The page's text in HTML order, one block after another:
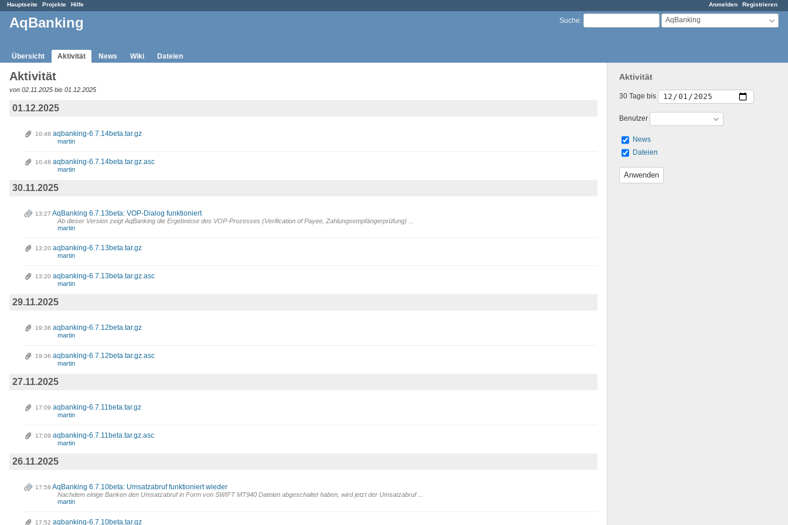
Anmelden Registrieren
Hauptseite Projekte Hilfe
Suche: AqBanking
AqBanking
Übersicht Aktivität News Wiki Dateien
Aktivität
30 Tage bis
Benutzer
News
Dateien
Aktivität
von 02.11.2025 bis 01.12.2025
01.12.2025
10:48 aqbanking-6.7.14beta.tar.gz
martin
10:48 aqbanking-6.7.14beta.tar.gz.asc
martin
30.11.2025
13:27 AqBanking 6.7.13beta: VOP-Dialog funktioniert
Ab dieser Version zeigt AqBanking die Ergebnisse des VOP-Prozesses (Verification of Payee, Zahlungsempfängerprüfung) ...
martin
13:20 aqbanking-6.7.13beta.tar.gz
martin
13:20 aqbanking-6.7.13beta.tar.gz.asc
martin
29.11.2025
19:36 aqbanking-6.7.12beta.tar.gz
martin
19:36 aqbanking-6.7.12beta.tar.gz.asc
martin
27.11.2025
17:09 aqbanking-6.7.11beta.tar.gz
martin
17:09 aqbanking-6.7.11beta.tar.gz.asc
martin
26.11.2025
17:58 AqBanking 6.7.10beta: Umsatzabruf funktioniert wieder
Nachdem einige Banken den Umsatzabruf in Form von SWIFT MT940 Dateien abgeschaltet haben, wird jetzt der Umsatzabruf ...
martin
17:52 aqbanking-6.7.10beta.tar.gz